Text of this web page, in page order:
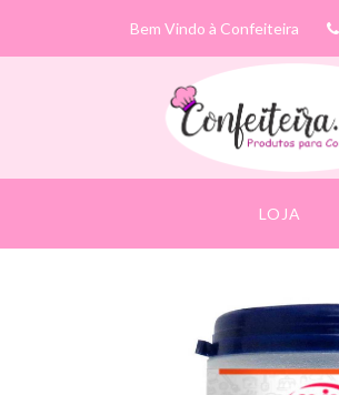
Bem Vindo à Confeiteira
LOJA